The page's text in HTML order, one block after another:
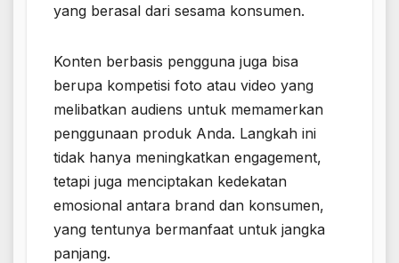
yang berasal dari sesama konsumen.
Konten berbasis pengguna juga bisa
berupa kompetisi foto atau video yang
melibatkan audiens untuk memamerkan
penggunaan produk Anda. Langkah ini
tidak hanya meningkatkan engagement,
tetapi juga menciptakan kedekatan
emosional antara brand dan konsumen,
yang tentunya bermanfaat untuk jangka
panjang.